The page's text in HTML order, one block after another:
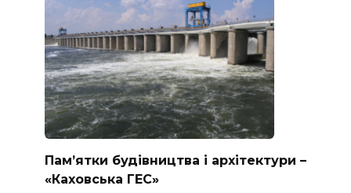
Пам’ятки будівництва і архітектури –
«Каховська ГЕС»